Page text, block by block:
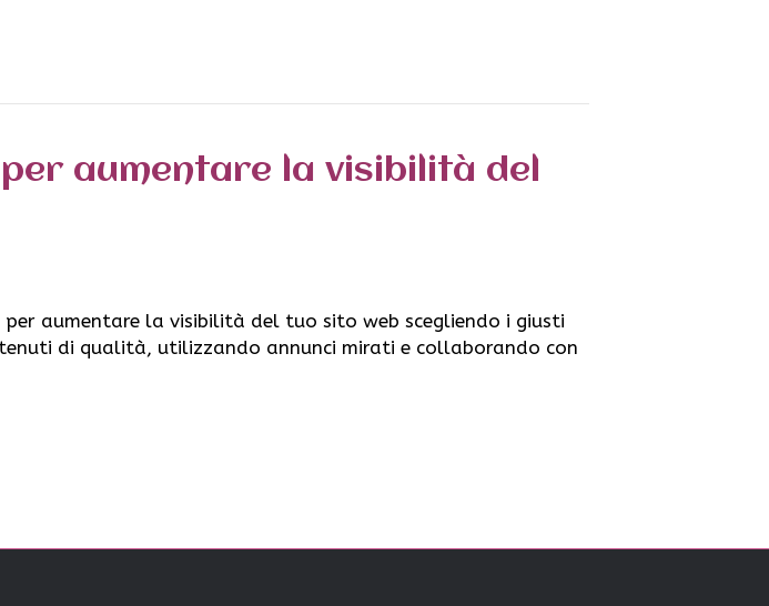
aumentare la visibilità del
aumentare la visibilità del tuo sito web scegliendo i giusti
di qualità, utilizzando annunci mirati e collaborando con